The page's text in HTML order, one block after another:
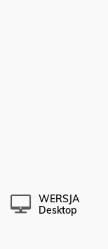
WERSJA
Desktop